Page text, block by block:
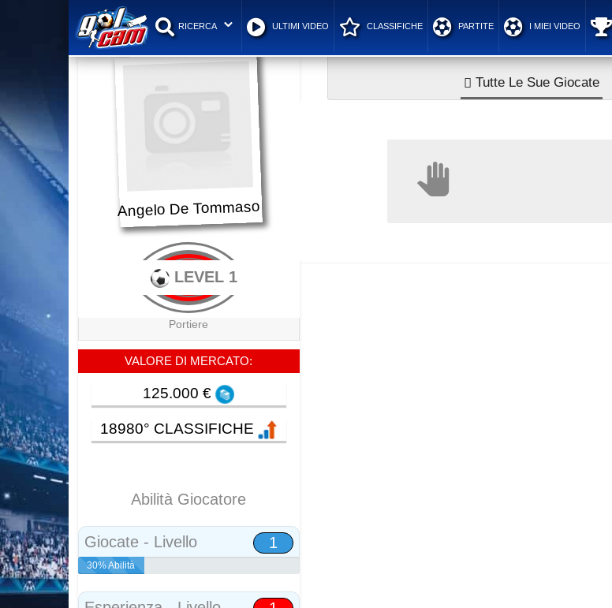
RICERCA ULTIMI VIDEO CLASSIFICHE PARTITE I MIEI VIDEO
Angelo De Tommaso
LEVEL 1
Portiere
VALORE DI MERCATO:
125.000 €
18980° CLASSIFICHE
Abilità Giocatore
Giocate - Livello 1
30% Abilità
Tutte Le Sue Giocate